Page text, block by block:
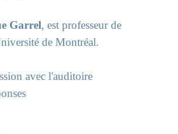
Garrel, est professeur de
de Montréal.
avec l'auditoire